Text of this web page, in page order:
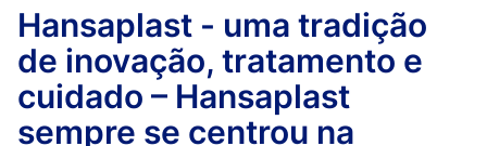
Hansaplast - uma tradição
de inovação, tratamento e
cuidado – Hansaplast
sempre se centrou na